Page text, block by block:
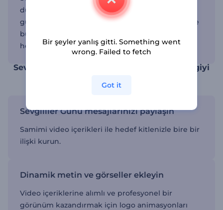
duyurmak için de kullanabilirsiniz. Diğer özel
günler için hazırladığımız şablonları da inceleyi ve
bundan sonraki içerikler için planlama yapmaya
hemen başlayın.
Sevgililer Günü animasyon videolarıyla sevgiyi
Sevgililer Günü mesajlarınızı paylaşın
Samimi video içerikleri ile hedef kitlenizle bire bir
ilişki kurun.
Dinamik metin ve görseller ekleyin
Video içeriklerine alımlı ve profesyonel bir
görünüm kazandırmak için logo animasyonları
Bir şeyler yanlış gitti. Something went
wrong. Failed to fetch
Got it